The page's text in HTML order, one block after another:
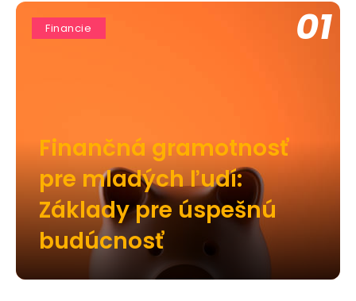
Financie 01
Finančná gramotnosť
pre mladých ľudí:
Základy pre úspešnú
budúcnosť